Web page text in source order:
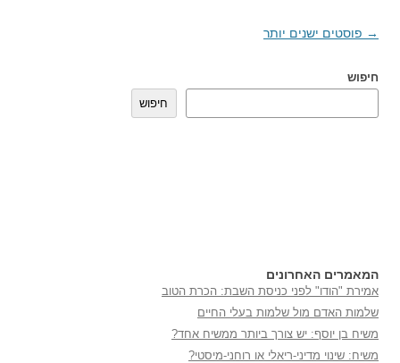
ניווט
→ פוסטים ישנים יותר
חיפוש
חיפוש
המאמרים האחרונים
אמירת "הודו" לפני כניסת השבת: הכרת הטוב
שלמות האדם מול שלמות בעלי החיים
משיח בן יוסף: יש צורך ביותר ממשיח אחד?
משיח: שינוי מדיני-ריאלי או רוחני-מיסטי?